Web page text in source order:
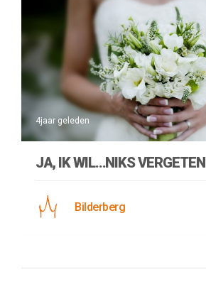
4jaar geleden
JA, IK WIL…NIKS VERGETEN
Bilderberg